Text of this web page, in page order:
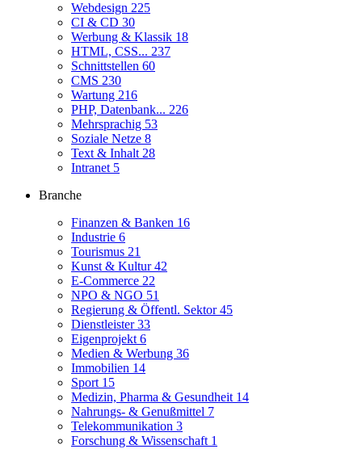
Webdesign 225
CI & CD 30
Werbung & Klassik 18
HTML, CSS... 237
Schnittstellen 60
CMS 230
Wartung 216
PHP, Datenbank... 226
Mehrsprachig 53
Soziale Netze 8
Text & Inhalt 28
Intranet 5
Branche
Finanzen & Banken 16
Industrie 6
Tourismus 21
Kunst & Kultur42
E-Commerce 22
NPO & NGO 51
Regierung & Öffentl. Sektor45
Dienstleister33
Eigenprojekt 6
Medien & Werbung 36
Immobilien 14
Sport 15
Medizin, Pharma & Gesundheit 14
Nahrungs- & Genußmittel 7
Telekommunikation 3
Forschung & Wissenschaft 1